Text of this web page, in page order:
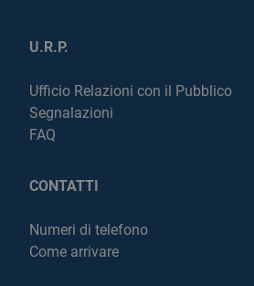
U.R.P.
Ufficio Relazioni con il Pubblico
Segnalazioni
FAQ
CONTATTI
Numeri di telefono
Come arrivare